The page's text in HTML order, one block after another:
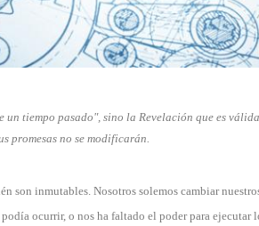
un tiempo pasado", sino la Revelación que es
promesas no se modificarán.
son inmutables. Nosotros solemos cambiar
ocurrir, o nos ha faltado el poder para ejecutar